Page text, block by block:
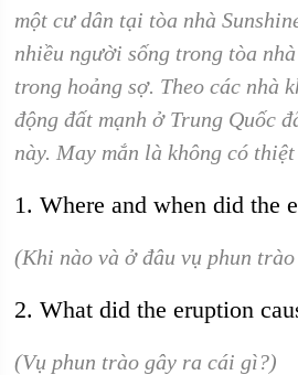
một cư dân tại tòa nhà
nhiều người sống trong tòa
trong hoảng sợ. Theo các nhà
động đất mạnh ở Trung Quốc
này. May mắn là không có
1. Where and when did the
(Khi nào và ở đâu vụ phun
2. What did the eruption
(Vụ phun trào gây ra cái gì?)